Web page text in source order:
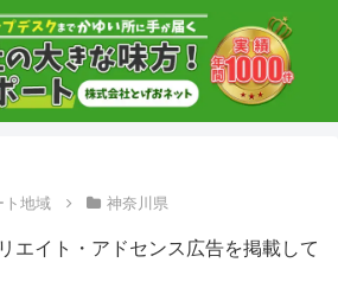
ト地域 神奈川県
エイト・アドセンス広告を掲載して